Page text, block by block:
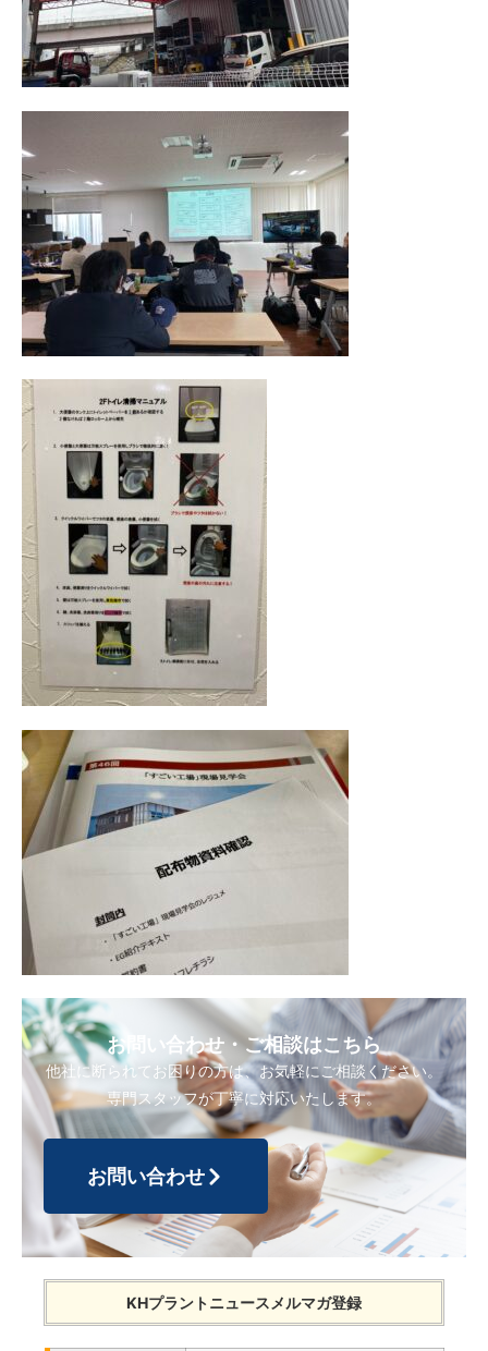
お問い合わせ・ご相談はこちら
他社に断られてお困りの方は、お気軽にご相談ください。
専門スタッフが丁寧に対応いたします。
お問い合わせ
KHプラントニュースメルマガ登録